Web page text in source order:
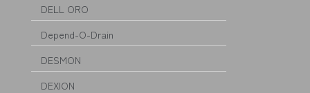
DELL ORO
Depend-O-Drain
DESMON
DEXION